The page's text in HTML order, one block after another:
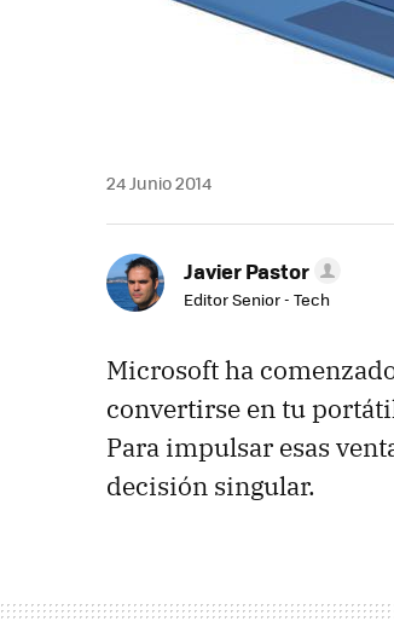
24 Junio 2014
Javier Pastor
Editor Senior - Tech
Microsoft ha
convertirse en tu
Para impulsar esas
decisión singular.